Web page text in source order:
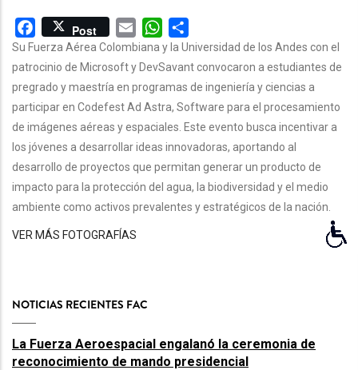
Facebook
Post Email WhatsApp
Su Fuerza Aérea Colombiana y la Universidad de los Andes con el
patrocinio de Microsoft y DevSavant convocaron a estudiantes de
pregrado y maestría en programas de ingeniería y ciencias a
participar en Codefest Ad Astra, Software para el procesamiento
de imágenes aéreas y espaciales. Este evento busca incentivar a
los jóvenes a desarrollar ideas innovadoras, aportando al
desarrollo de proyectos que permitan generar un producto de
impacto para la protección del agua, la biodiversidad y el medio
ambiente como activos prevalentes y estratégicos de la nación.
VER MÁS FOTOGRAFÍAS
NOTICIAS RECIENTES FAC
La Fuerza Aeroespacial engalanó la ceremonia de
reconocimiento de mando presidencial